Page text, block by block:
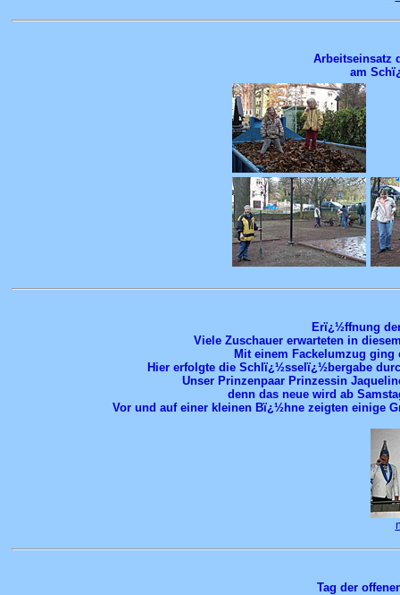
Arbeitseinsatz
am
Erï¿½ffnung
Viele Zuschauer erwarteten in
Mit einem Fackelumzug
Hier erfolgte die Schlï¿½sselï¿½bergabe
Unser Prinzenpaar Prinzessin
denn das neue wird ab
Vor und auf einer kleinen Bï¿½hne zeigten einige
Tag der